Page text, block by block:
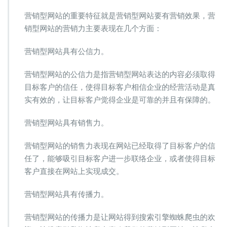
营销型网站的重要特征就是营销型网站要有营销效果，营
销型网站的营销力主要表现在几个方面：
营销型网站具有公信力。
营销型网站的公信力是指营销型网站表达的内容必须取得
目标客户的信任，使得目标客户相信企业的经营活动是真
实有效的，让目标客户觉得企业是可靠的并且有保障的。
营销型网站具有销售力。
营销型网站的销售力表现在网站已经取得了目标客户的信
任了，能够吸引目标客户进一步联络企业，或者使得目标
客户直接在网站上实现成交。
营销型网站具有传播力。
营销型网站的传播力是让网站得到搜索引擎蜘蛛爬虫的欢